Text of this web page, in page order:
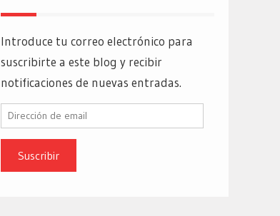
Introduce tu correo electrónico para
suscribirte a este blog y recibir
notificaciones de nuevas entradas.
Dirección
email